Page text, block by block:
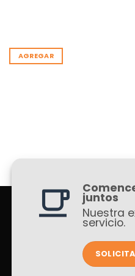
AGREGAR
juntos
Nuestra
servicio.